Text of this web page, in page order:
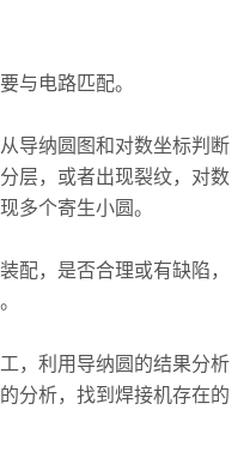
电路匹配。
纳圆图和对数坐标判断
层，或者出现裂纹，对数
多个寄生小圆。
，是否合理或有缺陷，
利用导纳圆的结果分析
分析，找到焊接机存在的